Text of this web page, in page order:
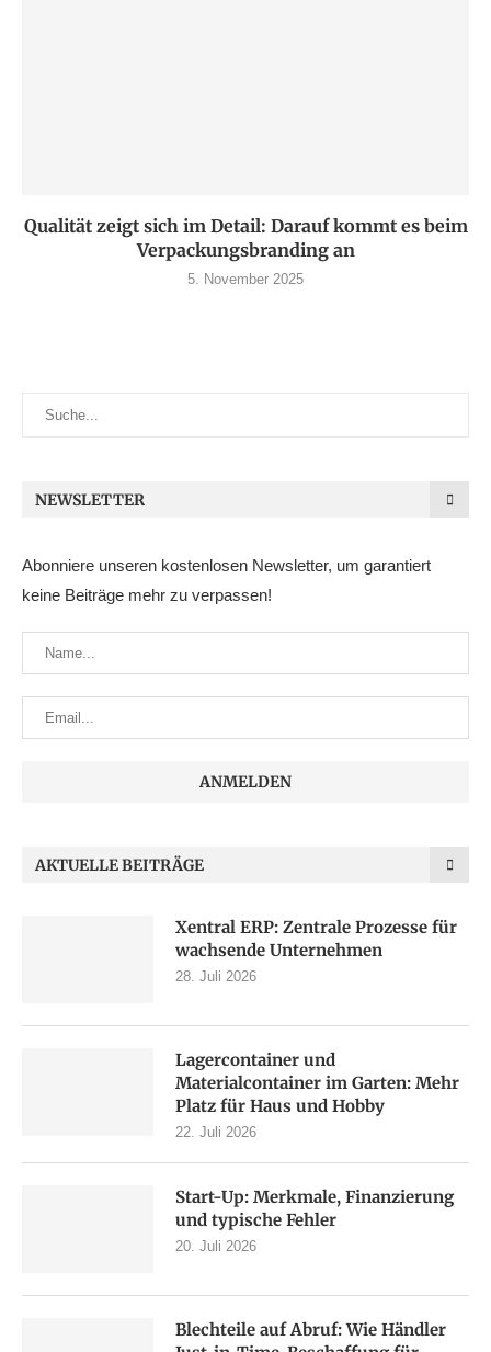
Qualität zeigt sich im Detail: Darauf kommt es beim
Verpackungsbranding an
5. November 2025
NEWSLETTER
Abonniere unseren kostenlosen Newsletter, um garantiert
keine Beiträge mehr zu verpassen!
AKTUELLE BEITRÄGE
Xentral ERP: Zentrale Prozesse für
wachsende Unternehmen
28. Juli 2026
Lagercontainer und
Materialcontainer im Garten: Mehr
Platz für Haus und Hobby
22. Juli 2026
Start-Up: Merkmale, Finanzierung
und typische Fehler
20. Juli 2026
Blechteile auf Abruf: Wie Händler